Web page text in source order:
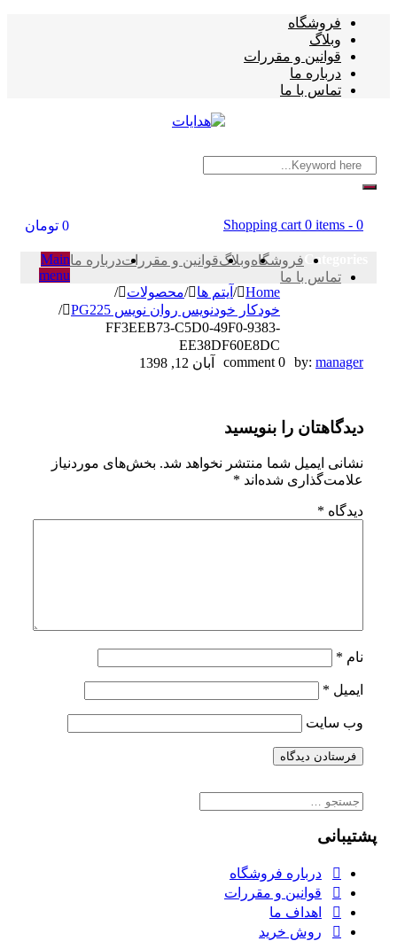
فروشگاه
وبلاگ
قوانین و مقررات
درباره ما
تماس با ما
Shopping cart 0 items تومان
فروشگاهوبلاگقوانین و مقررات درباره ما
تماس با ما
Main
menu
Home
/آیتم ها /محصولات /
خودکار خودنویس روان نویس PG225
/
FF3EEB73-C5D0-49F0-9383-
EE38DF60E8DC
FF3EEB73-
49F0-
9383-
EE38DF60E8DC
by:manager
0 comment آبان 12, 1398
دیدگاهتان را بنویسید
نشانی ایمیل شما منتشر نخواهد شد. بخش‌های موردنیاز
علامت‌گذاری شده‌اند*
دیدگاه*
*
ایمیل*
وب‌ سایت
جستجو
پشتیبانی
درباره فروشگاه
قوانین و مقررات
اهداف ما
روش خرید